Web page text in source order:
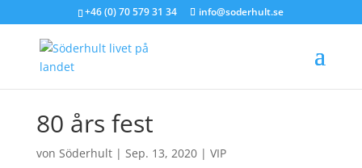
+46 (0) 70 579 31 34 info@soderhult.se
80 års fest
von Söderhult| Sep. 13, 2020| VIP